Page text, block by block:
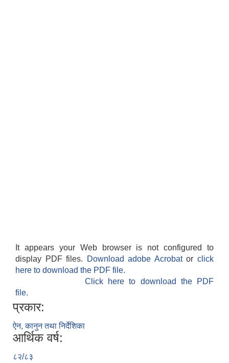
It appears your Web browser is not configured to
display PDF files.
Download adobe Acrobatorclick
here to download the PDF file.
Click here to download the PDF
file.
प्रकार:
ऐन, कानुन तथा निर्देशिका
आर्थिक वर्ष:
८२/८३